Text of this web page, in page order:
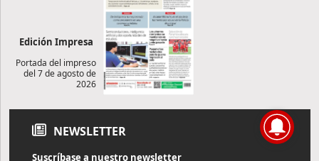
Edición Impresa
Portada del impreso
del 7 de agosto de
2026
NEWSLETTER
Suscríbase a nuestro newsletter